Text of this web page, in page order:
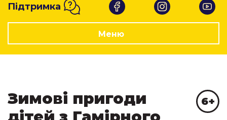
Підтримка
Меню
Зимові пригоди
6+